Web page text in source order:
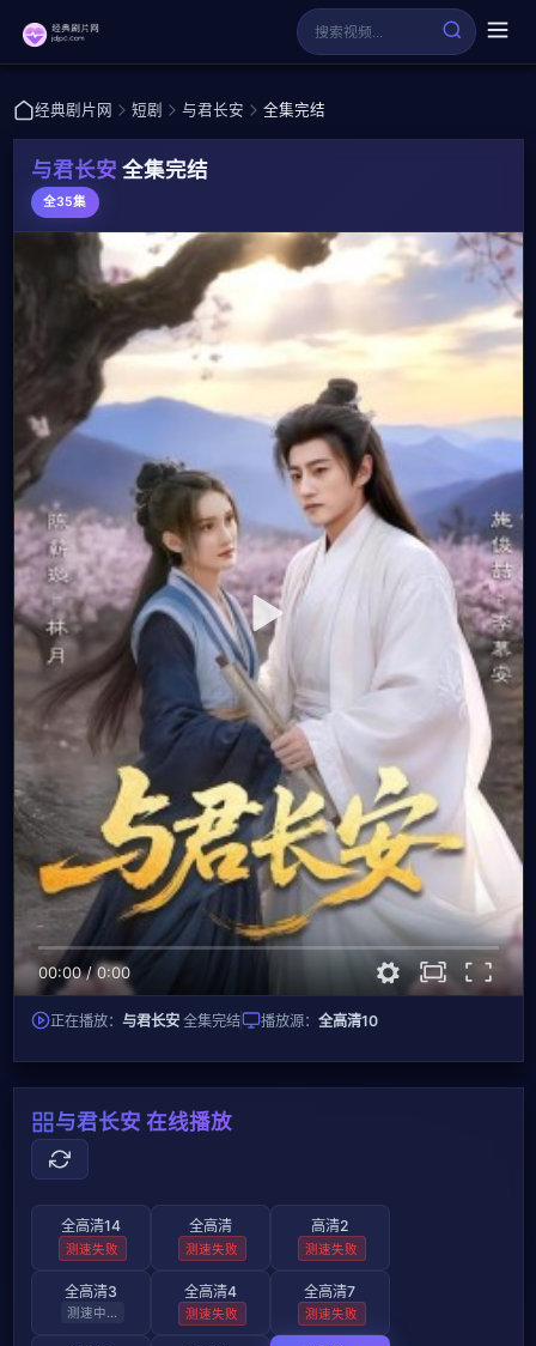
经典剧片网 短剧 与君长安 全集完结
与君长安 全集完结
全35集
00:00/0:00
正在播放： 与君长安 全集完结 播放源： 全高清10
与君长安 在线播放
全高清14
测速失败
全高清
测速失败
高清2
测速失败
全高清3
测速中...
全高清4
测速失败
全高清7
测速失败